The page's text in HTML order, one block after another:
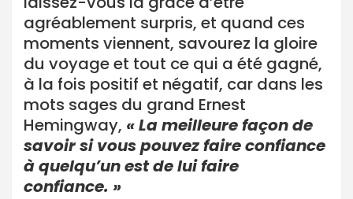
agréablement surpris, et quand ces
moments viennent, savourez la gloire
du voyage et tout ce qui a été gagné,
à la fois positif et négatif, car dans les
mots sages du grand Ernest
Hemingway, « La meilleure façon de
savoir si vous pouvez faire confiance
à quelqu’un est de lui faire
confiance. »